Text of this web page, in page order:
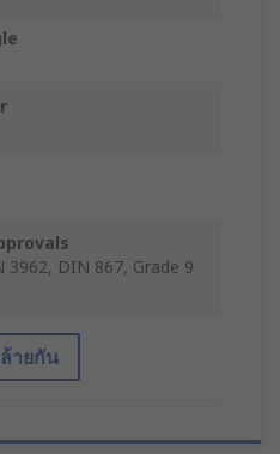
3962, DIN 867, Grade 9
ายกัน